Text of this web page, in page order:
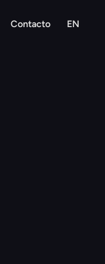
Contacto EN